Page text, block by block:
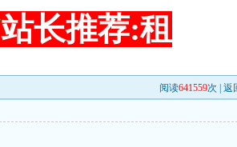
站长推荐:租
阅读641559次 | 返